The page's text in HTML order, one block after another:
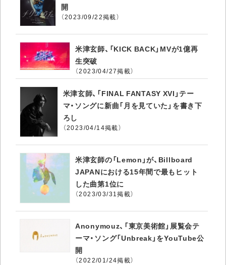
開
（2023/09/22掲載）
米津玄師、「KICK BACK」MVが1億再
生突破
（2023/04/27掲載）
米津玄師、「FINAL FANTASY XVI」テー
マ・ソングに新曲「月を見ていた」を書き下
ろし
（2023/04/14掲載）
米津玄師の「Lemon」が、Billboard
JAPANにおける15年間で最もヒット
した曲第1位に
（2023/03/31掲載）
Anonymouz、「東京美術館」展覧会テ
ーマ・ソング「Unbreak」をYouTube公
開
（2022/01/24掲載）